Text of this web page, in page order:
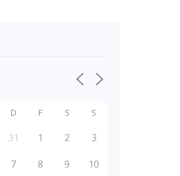
D F S S
31 1 2 3
7 8 9 10